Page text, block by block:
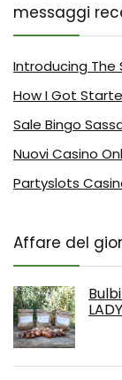
messaggi
Introducing The
How I Got
Sale Bingo
Nuovi Casino
Partyslots
Affare del